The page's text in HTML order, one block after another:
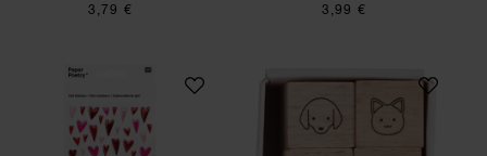
3,79 € 3,99 €
Paper Poetry Gelsticker Herzen langMini-Stempelset